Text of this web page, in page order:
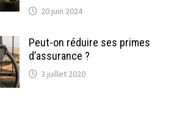
20 juin 2024
Peut-on réduire ses primes
d’assurance ?
3 juillet 2020